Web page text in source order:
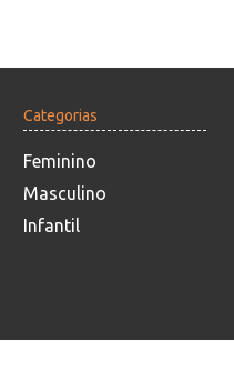
Categorias
Feminino
Masculino
Infantil